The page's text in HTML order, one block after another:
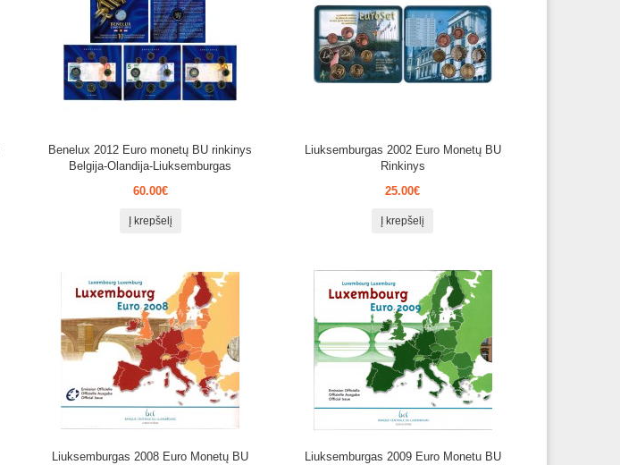
Benelux 2012 Euro monetų BU rinkinys
Belgija-Olandija-Liuksemburgas
60.00€
Į krepšelį
Liuksemburgas 2002 Euro Monetų BU
Rinkinys
25.00€
Į krepšelį
Liuksemburgas 2008 Euro Monetų BU
Liuksemburgas 2009 Euro Monetu BU